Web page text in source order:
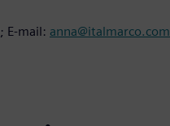
E-mail: anna@italmarco.com